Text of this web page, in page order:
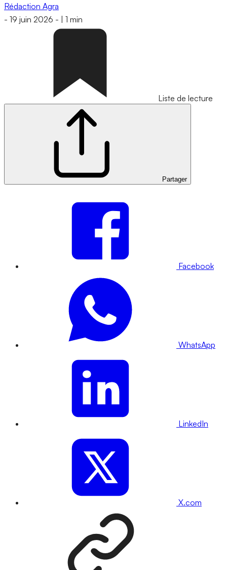
Rédaction Agra
- 19 juin 2026 - 1 min
Liste de lecture
Partager
Facebook
WhatsApp
LinkedIn
X.com